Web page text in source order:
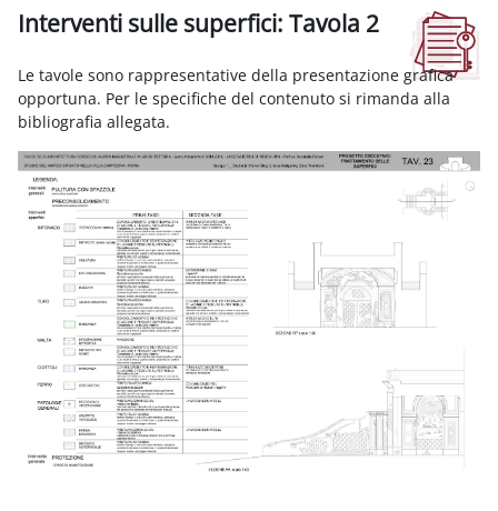
Interventi sulle superfici: Tavola 2
Le tavole sono rappresentative della presentazione grafica
opportuna. Per le specifiche del contenuto si rimanda alla
bibliografia allegata.